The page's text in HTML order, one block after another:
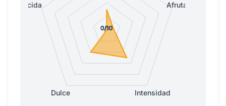
Afrutada
Intensidad
Dulce
Ácida
0/10
0/10
1/10
0/10
0/10